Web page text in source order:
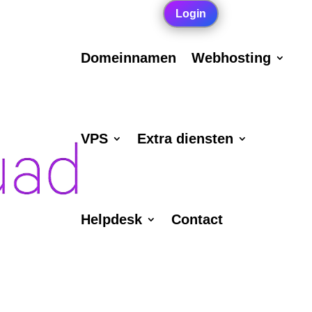
Login
Domeinnamen Webhosting
VPS Extra diensten
Helpdesk Contact